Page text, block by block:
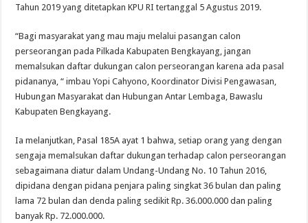
Tahun 2019 yang ditetapkan KPU RI tertanggal 5 Agustus 2019.
“Bagi masyarakat yang mau maju melalui pasangan calon
perseorangan pada Pilkada Kabupaten Bengkayang, jangan
memalsukan daftar dukungan calon perseorangan karena ada pasal
pidananya, “ imbau Yopi Cahyono, Koordinator Divisi Pengawasan,
Hubungan Masyarakat dan Hubungan Antar Lembaga, Bawaslu
Kabupaten Bengkayang.
Ia melanjutkan, Pasal 185A ayat 1 bahwa, setiap orang yang dengan
sengaja memalsukan daftar dukungan terhadap calon perseorangan
sebagaimana diatur dalam Undang-Undang No. 10 Tahun 2016,
dipidana dengan pidana penjara paling singkat 36 bulan dan paling
lama 72 bulan dan denda paling sedikit Rp. 36.000.000 dan paling
banyak Rp. 72.000.000.